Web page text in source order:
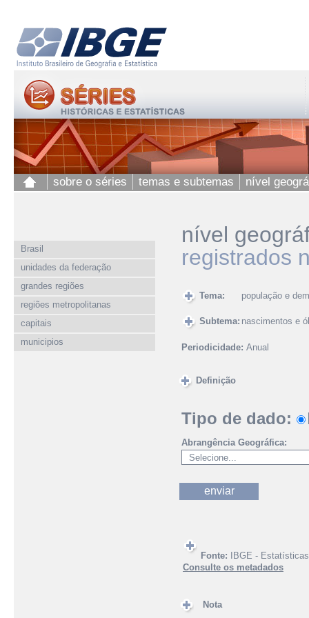
sobre o séries temas e subtemas nível
Brasil
unidades da federação
grandes regiões
regiões metropolitanas
capitais
municipios
nível
registrados
Tema: população e
Subtema: nascimentos e
Periodicidade: Anual
Definição
Tipo de dado:
Abrangência Geográfica:
Fonte:
IBGE -
Consulte os metadados
Nota